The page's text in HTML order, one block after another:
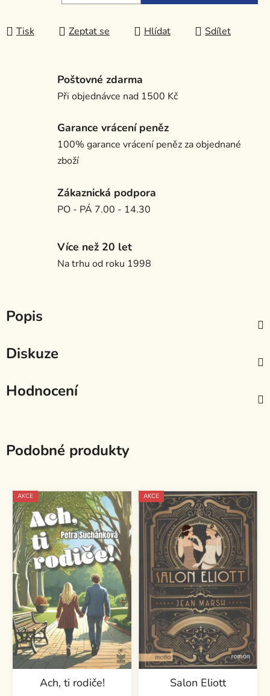
Měrná cena:
Tisk Zeptat se Hlídat Sdílet
Poštovné zdarma
Při objednávce nad 1500 Kč
Garance vrácení peněz
100% garance vrácení peněz za objednané
zboží
Zákaznická podpora
PO - PÁ 7.00 - 14.30
Více než 20 let
Na trhu od roku 1998
Popis
Diskuze
Hodnocení
Podobné produkty
AKCE
Ach, ti rodiče!
AKCE
Salon Eliott